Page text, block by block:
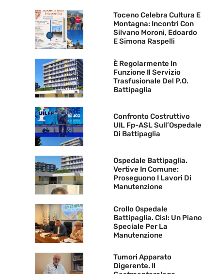
Toceno Celebra Cultura E
Montagna: Incontri Con
Silvano Moroni, Edoardo
E Simona Raspelli
È Regolarmente In
Funzione Il Servizio
Trasfusionale Del P.O.
Battipaglia
Confronto Costruttivo
UIL Fp-ASL Sull’Ospedale
Di Battipaglia
Ospedale Battipaglia.
Vertive In Comune:
Proseguono I Lavori Di
Manutenzione
Crollo Ospedale
Battipaglia. Cisl: Un Piano
Speciale Per La
Manutenzione
Tumori Apparato
Digerente. Il